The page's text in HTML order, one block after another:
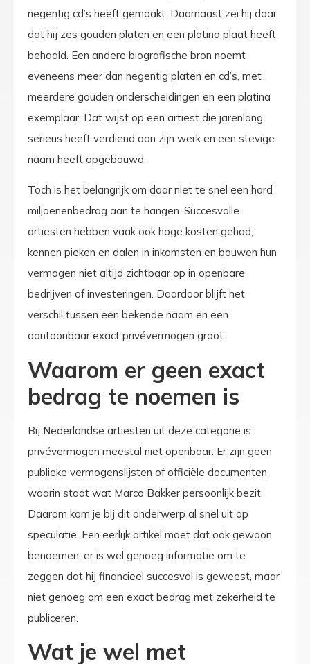
negentig cd’s heeft gemaakt. Daarnaast zei hij daar
dat hij zes gouden platen en een platina plaat heeft
behaald. Een andere biografische bron noemt
eveneens meer dan negentig platen en cd’s, met
meerdere gouden onderscheidingen en een platina
exemplaar. Dat wijst op een artiest die jarenlang
serieus heeft verdiend aan zijn werk en een stevige
naam heeft opgebouwd.
Toch is het belangrijk om daar niet te snel een hard
miljoenenbedrag aan te hangen. Succesvolle
artiesten hebben vaak ook hoge kosten gehad,
kennen pieken en dalen in inkomsten en bouwen hun
vermogen niet altijd zichtbaar op in openbare
bedrijven of investeringen. Daardoor blijft het
verschil tussen een bekende naam en een
aantoonbaar exact privévermogen groot.
Waarom er geen exact
bedrag te noemen is
Bij Nederlandse artiesten uit deze categorie is
privévermogen meestal niet openbaar. Er zijn geen
publieke vermogenslijsten of officiële documenten
waarin staat wat Marco Bakker persoonlijk bezit.
Daarom kom je bij dit onderwerp al snel uit op
speculatie. Een eerlijk artikel moet dat ook gewoon
benoemen: er is wel genoeg informatie om te
zeggen dat hij financieel succesvol is geweest, maar
niet genoeg om een exact bedrag met zekerheid te
publiceren.
Wat je wel met